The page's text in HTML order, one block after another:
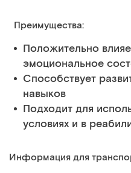
Преимущества:
Положительно
эмоциональное
Способствует
навыков
Подходит для
условиях и в
Информация для